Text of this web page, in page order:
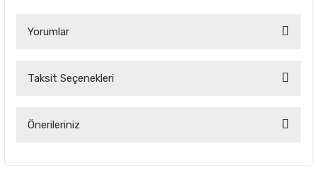
Yorumlar
Bu ürüne ilk yorumu siz yapın!
Taksit Seçenekleri
Önerileriniz